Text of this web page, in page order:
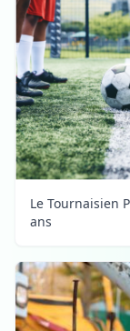
Le Tournaisien
ans